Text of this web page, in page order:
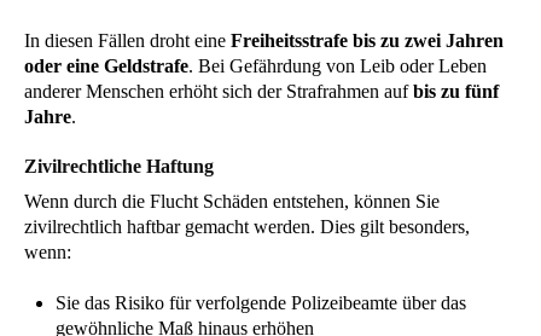
In diesen Fällen droht eine Freiheitsstrafe bis zu zwei Jahren
oder eine Geldstrafe. Bei Gefährdung von Leib oder Leben
anderer Menschen erhöht sich der Strafrahmen aufbis zu fünf
Jahre.
Zivilrechtliche Haftung
Wenn durch die Flucht Schäden entstehen, können Sie
zivilrechtlich haftbar gemacht werden. Dies gilt besonders,
wenn:
Sie das Risiko für verfolgende Polizeibeamte über das
gewöhnliche Maß hinaus erhöhen